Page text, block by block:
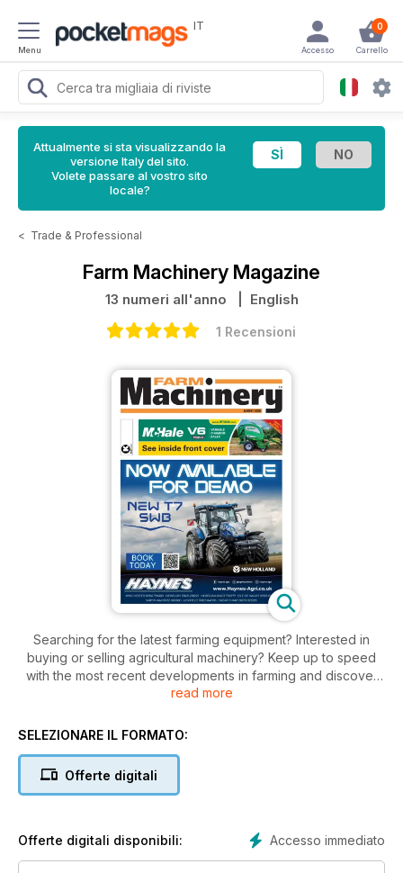
Menu
IT 0
Carrello
Accesso
Attualmente si sta visualizzando la
versione Italy del sito.
Volete passare al vostro sito
locale?
< Trade & Professional
Farm Machinery Magazine
13 numeri all'anno | English
1 Recensioni
Searching for the latest farming equipment? Interested in
buying or selling agricultural machinery? Keep up to speed
with the most recent developments in farming and discover
game-changing machines at the best prices and so much
or a professional in the agricultural industry, Farm Machinery
everything from multi-machine tests and reports to the latest
farming news and events, interviews with experts in
trailers and more and get exclusive digital access to the
read more
SELEZIONARE IL FORMATO:
Offerte digitali
Accesso immediato
Offerte digitali disponibili: